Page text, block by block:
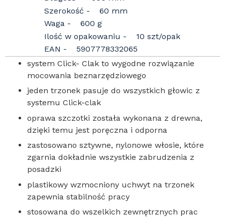
Szerokość
60 mm
Waga
600 g
Ilość w opakowaniu
10 szt/opak
EAN
5907778332065
system Click- Clak to wygodne rozwiązanie
mocowania beznarzędziowego
jeden trzonek pasuje do wszystkich głowic z
systemu Click-clak
oprawa szczotki została wykonana z drewna,
dzięki temu jest poręczna i odporna
zastosowano sztywne, nylonowe włosie, które
zgarnia dokładnie wszystkie zabrudzenia z
posadzki
plastikowy wzmocniony uchwyt na trzonek
zapewnia stabilność pracy
stosowana do wszelkich zewnętrznych prac